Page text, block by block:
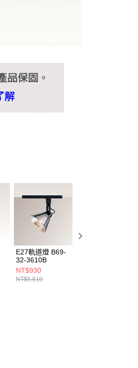
E27軌道燈 B69-
32-3610B
NT$930
NT$5,610